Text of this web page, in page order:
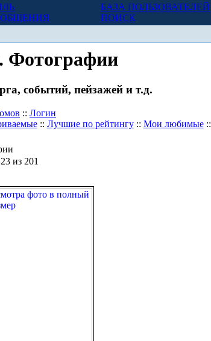
БАЗА ПОЛЬЗОВАТЕЛЕЙ
ПОИСК
Фотографии
событий, пейзажей и т.д.
:: Логин
:: Лучшие по рейтингу:: Мои любимые::
из 201